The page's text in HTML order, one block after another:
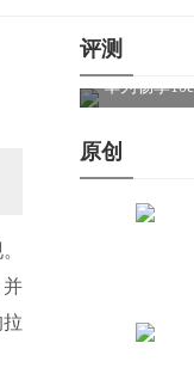
并
评测
华为畅享
原创